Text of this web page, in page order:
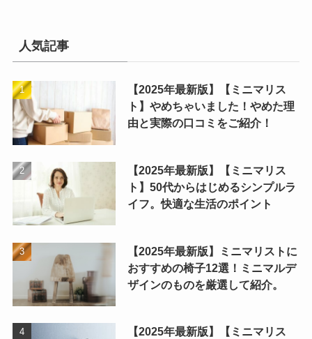
人気記事
【2025年最新版】【ミニマリス
ト】やめちゃいました！やめた理
由と実際の口コミをご紹介！
【2025年最新版】【ミニマリス
ト】50代からはじめるシンプルラ
イフ。快適な生活のポイント
【2025年最新版】ミニマリストに
おすすめの椅子12選！ミニマルデ
ザインのものを厳選して紹介。
【2025年最新版】【ミニマリス